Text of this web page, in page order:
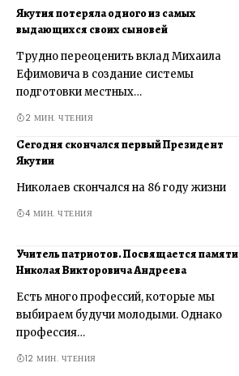
Якутия потеряла одного из самых
выдающихся своих сыновей
Трудно переоценить вклад Михаила
Ефимовича в создание системы
подготовки местных…
2 МИН. ЧТЕНИЯ
Сегодня скончался первый Президент
Якутии
Николаев скончался на 86 году жизни
4 МИН. ЧТЕНИЯ
Учитель патриотов. Посвящается памяти
Николая Викторовича Андреева
Есть много профессий, которые мы
выбираем будучи молодыми. Однако
профессия…
12 МИН. ЧТЕНИЯ